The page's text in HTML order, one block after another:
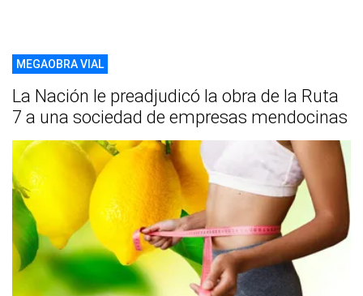
MEGAOBRA VIAL
La Nación le preadjudicó la obra de la Ruta
7 a una sociedad de empresas mendocinas